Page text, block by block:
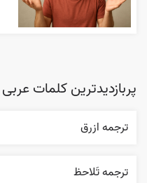
پربازدیدترین کلمات عربی
ترجمه ازرق
ترجمه تَلاحظ